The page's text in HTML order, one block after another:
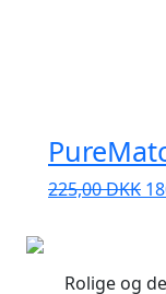
225,00DKK
Rolige og